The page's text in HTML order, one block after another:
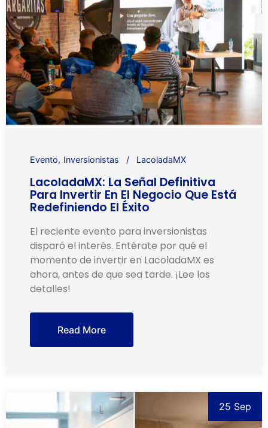
Evento Inversionistas LacoladaMX
LacoladaMX: La Señal Definitiva
Para Invertir En El Negocio Que Está
Redefiniendo El Éxito
El reciente evento para inversionistas
disparó el interés. Entérate por qué el
momento de invertir en LacoladaMX es
ahora, antes de que sea tarde. ¡Lee los
detalles!
Read More
25 Sep